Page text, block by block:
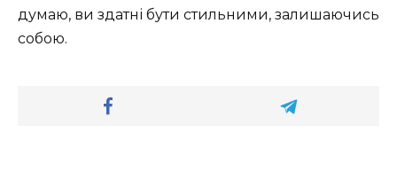
думаю, ви здатні бути стильними, залишаючись
собою.